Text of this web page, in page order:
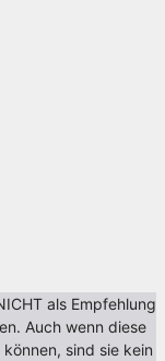
als Empfehlung
Auch wenn diese
sind sie kein